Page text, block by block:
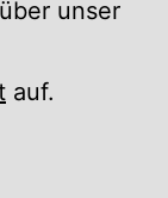
unser
auf.